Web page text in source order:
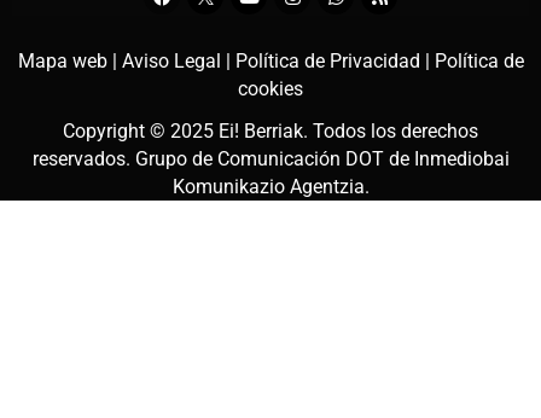
Mapa web | Aviso Legal | Política de Privacidad | Política de
cookies
Copyright © 2025 Ei! Berriak. Todos los derechos
reservados. Grupo de Comunicación DOT de Inmediobai
Komunikazio Agentzia.